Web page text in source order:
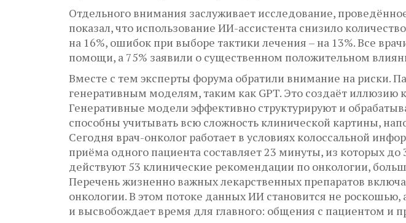
Отдельного внимания заслуживает исследование,
показал, что использование ИИ-ассистента снизило
на 16%, ошибок при выборе тактики лечения – на 13%. Все
помощи, а 75% заявили о существенном положительном
Вместе с тем эксперты форума обратили внимание на риски.
генеративным моделям, таким как GPT. Это создаёт
Генеративные модели эффективно структурируют и
способны учитывать всю сложность клинической картины,
Сегодня врач-онколог работает в условиях колоссальной
приёма одного пациента составляет 23 минуты, из которых
действуют 53 клинические рекомендации по онкологии,
Перечень жизненно важных лекарственных препаратов
онкологии. В этом потоке данных ИИ становится не
и высвобождает время для главного: общения с пациентом и